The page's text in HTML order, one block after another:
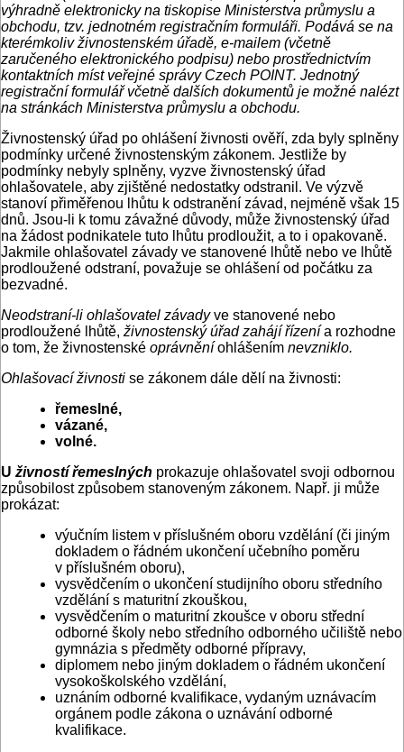
výhradně elektronicky na tiskopise Ministerstva průmyslu a
obchodu, tzv. jednotném registračním formuláři. Podává se na
kterémkoliv živnostenském úřadě, e-mailem (včetně
zaručeného elektronického podpisu) nebo prostřednictvím
kontaktních míst veřejné správy Czech POINT. Jednotný
registrační formulář včetně dalších dokumentů je možné nalézt
na stránkách Ministerstva průmyslu a obchodu.
Živnostenský úřad po ohlášení živnosti ověří, zda byly splněny
podmínky určené živnostenským zákonem. Jestliže by
podmínky nebyly splněny, vyzve živnostenský úřad
ohlašovatele, aby zjištěné nedostatky odstranil. Ve výzvě
stanoví přiměřenou lhůtu k odstranění závad, nejméně však 15
dnů. Jsou-li k tomu závažné důvody, může živnostenský úřad
na žádost podnikatele tuto lhůtu prodloužit, a to i opakovaně.
Jakmile ohlašovatel závady ve stanovené lhůtě nebo ve lhůtě
prodloužené odstraní, považuje se ohlášení od počátku za
bezvadné.
Neodstraní-li ohlašovatel závadyve stanovené nebo
prodloužené lhůtě, živnostenský úřad zahájí řízenía rozhodne
o tom, že živnostenské oprávněníohlášením nevzniklo.
Ohlašovací živnosti se zákonem dále dělí na živnosti:
řemeslné,
vázané,
volné.
U živností řemeslných prokazuje ohlašovatel svoji odbornou
způsobilost způsobem stanoveným zákonem. Např. ji může
prokázat:
výučním listem v příslušném oboru vzdělání (či jiným
dokladem o řádném ukončení učebního poměru
v příslušném oboru),
vysvědčením o ukončení studijního oboru středního
vzdělání s maturitní zkouškou,
vysvědčením o maturitní zkoušce v oboru střední
odborné školy nebo středního odborného učiliště nebo
gymnázia s předměty odborné přípravy,
diplomem nebo jiným dokladem o řádném ukončení
vysokoškolského vzdělání,
uznáním odborné kvalifikace, vydaným uznávacím
orgánem podle zákona o uznávání odborné
kvalifikace.